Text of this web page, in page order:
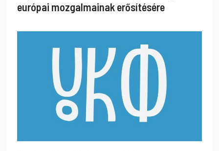
európai mozgalmainak erősítésére